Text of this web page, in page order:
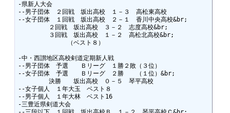
-県新人大会
--男子団体　２回戦　坂出高校　１－３　高松東高校
--女子団体　１回戦　坂出高校　２－１　香川中央高校&br;
２回戦　坂出高校　３－２　志度高校&br;
３回戦　坂出高校　１－２　高松北高校&br;
（ベスト８）
-中・西讃地区高校剣道定期新人戦
--男子団体　予選　　Ｂリーグ　１勝２敗（３位）
--女子団体　予選　　Ｂリーグ　２勝　　（１位）&br;
決勝　　坂出高校　０－５　琴平高校
--女子個人　１年大玉　ベスト８
--男子個人　１年大林　ベスト16
-三豊近県剣道大会